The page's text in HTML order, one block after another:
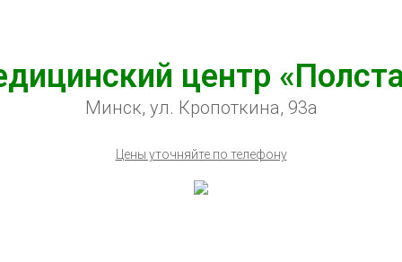
центр
Минск, ул. Кропоткина, 93а
Цены уточняйте по телефону